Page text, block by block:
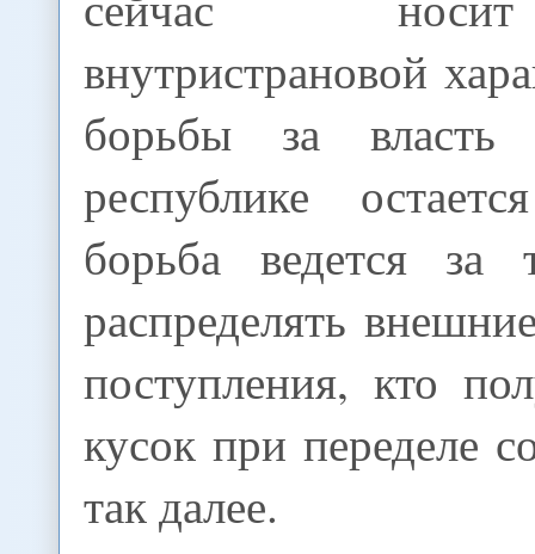
внутристрановой
борьбы за
республике
борьба ведется за
распределять
поступления, кто
кусок при переделе
так далее.